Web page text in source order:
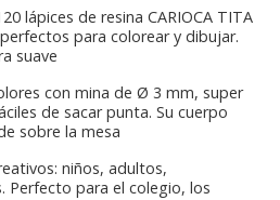
lápices de resina CARIOCA TITA
para colorear y dibujar.
suave
con mina de Ø 3 mm, super
de sacar punta. Su cuerpo
sobre la mesa
niños, adultos,
Perfecto para el colegio, los